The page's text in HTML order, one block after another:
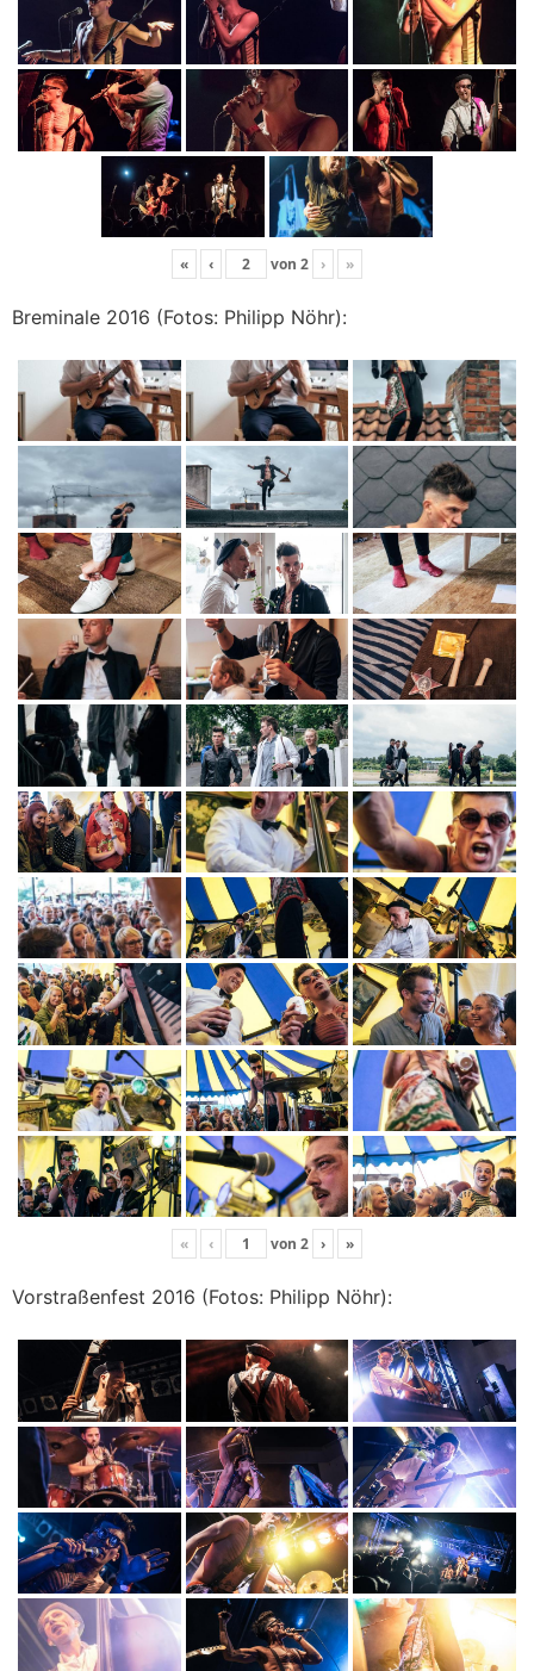
« ‹ von 2 › »
Breminale 2016 (Fotos: Philipp Nöhr):
« ‹ von 2 › »
Vorstraßenfest 2016 (Fotos: Philipp Nöhr):